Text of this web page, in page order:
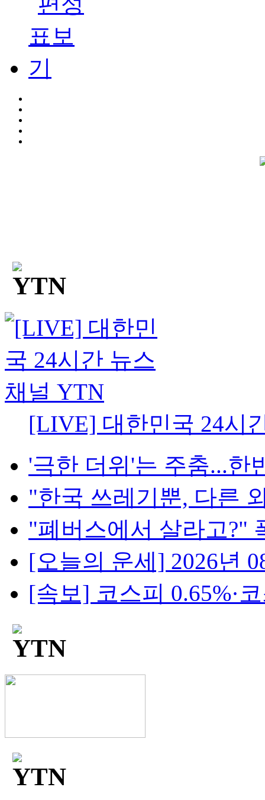
[LIVE] 대한민국 24시
'극한 더위'는 주춤...한
"한국 쓰레기뿐, 다른
"폐버스에서 살라고?"
[오늘의 운세] 2026년
[속보] 코스피 0.65%·